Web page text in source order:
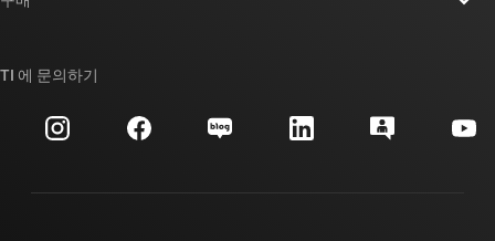
투자 관계
제조
대체품 검색
고객 지원 센터
주문 FAQ
TI 에 문의하기